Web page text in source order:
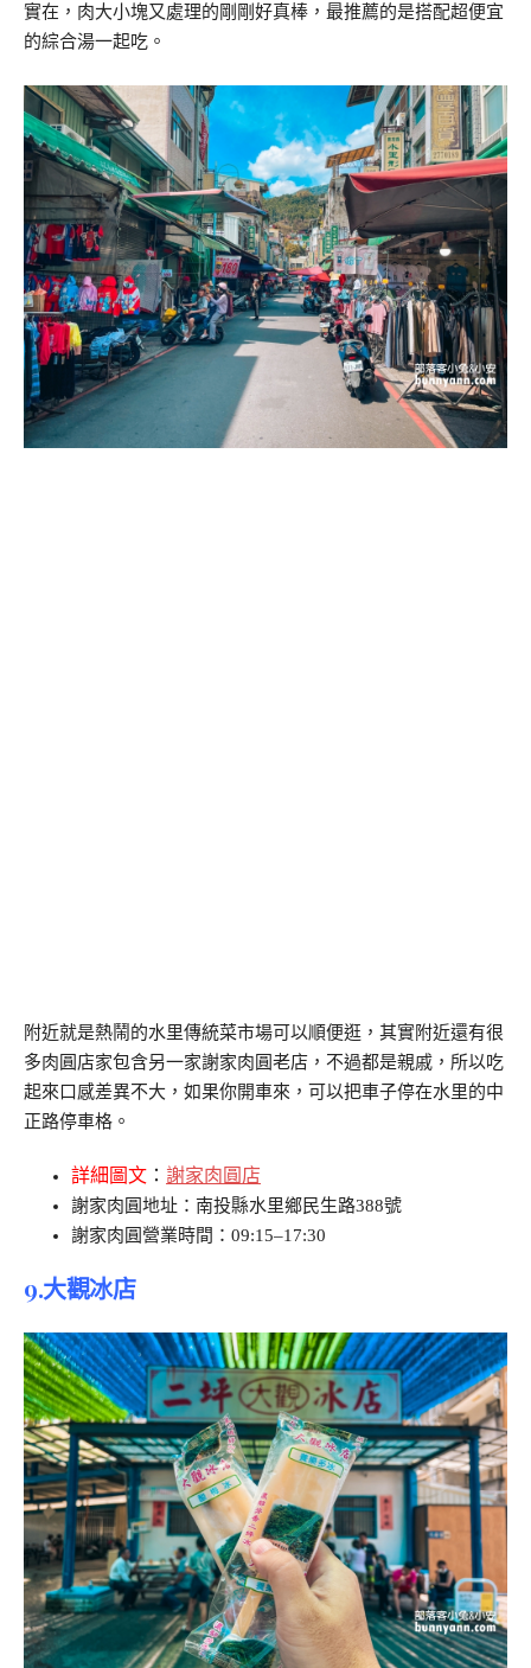
實在，肉大小塊又處理的剛剛好真棒，最推薦的是搭配超便宜
的綜合湯一起吃。
附近就是熱鬧的水里傳統菜市場可以順便逛，其實附近還有很
多肉圓店家包含另一家謝家肉圓老店，不過都是親戚，所以吃
起來口感差異不大，如果你開車來，可以把車子停在水里的中
正路停車格。
詳細圖文 ： 謝家肉圓店
謝家肉圓地址：南投縣水里鄉民生路388號
謝家肉圓營業時間：09:15–17:30
9.大觀冰店